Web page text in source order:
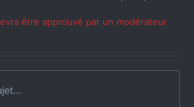
être approuvé par un modérateur